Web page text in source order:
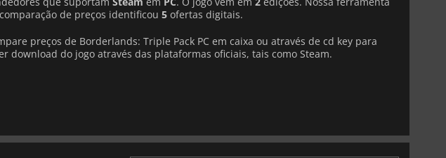
de preços identificou 5 ofertas digitais.
preços de Borderlands: Triple Pack PC em caixa ou através de cd key para
download do jogo através das plataformas oficiais, tais como Steam.